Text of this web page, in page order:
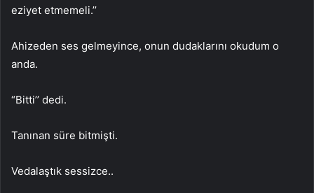
eziyet etmemeli.’’
Ahizeden ses gelmeyince, onun dudaklarını okudum o
anda.
“Bitti’’ dedi.
Tanınan süre bitmişti.
Vedalaştık sessizce..